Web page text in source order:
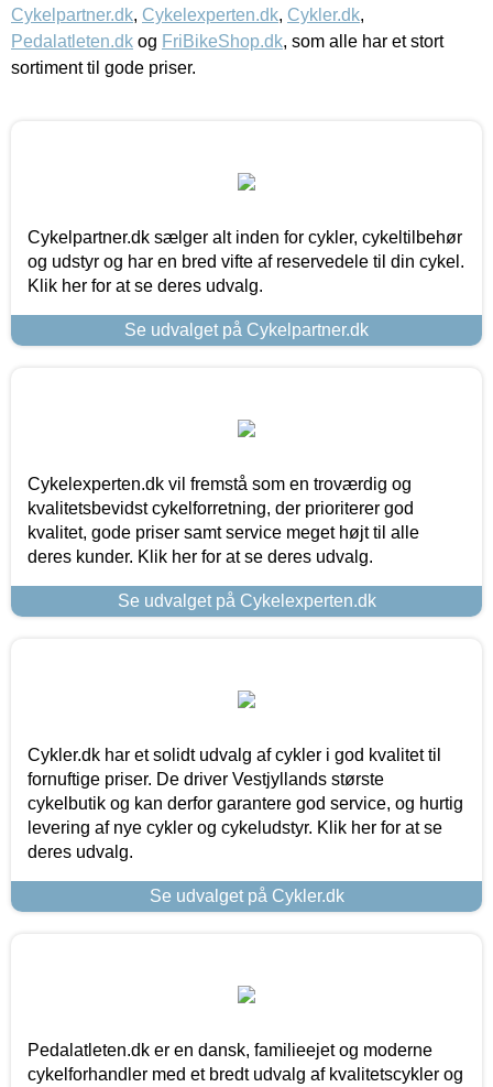
Cykelpartner.dk, Cykelexperten.dk, Cykler.dk,
Pedalatleten.dk og FriBikeShop.dk, som alle har et stort
sortiment til gode priser.
Cykelpartner.dk sælger alt inden for cykler, cykeltilbehør
og udstyr og har en bred vifte af reservedele til din cykel.
Klik her for at se deres udvalg.
Se udvalget på Cykelpartner.dk
Cykelexperten.dk vil fremstå som en troværdig og
kvalitetsbevidst cykelforretning, der prioriterer god
kvalitet, gode priser samt service meget højt til alle
deres kunder. Klik her for at se deres udvalg.
Se udvalget på Cykelexperten.dk
Cykler.dk har et solidt udvalg af cykler i god kvalitet til
fornuftige priser. De driver Vestjyllands største
cykelbutik og kan derfor garantere god service, og hurtig
levering af nye cykler og cykeludstyr. Klik her for at se
deres udvalg.
Se udvalget på Cykler.dk
Pedalatleten.dk er en dansk, familieejet og moderne
cykelforhandler med et bredt udvalg af kvalitetscykler og